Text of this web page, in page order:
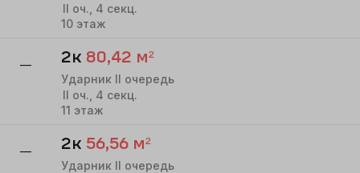
II оч., 4 секц.
10 этаж
— 2к 80,42 м²
Ударник II очередь
II оч., 4 секц.
11 этаж
— 2к 56,56 м²
Ударник II очередь